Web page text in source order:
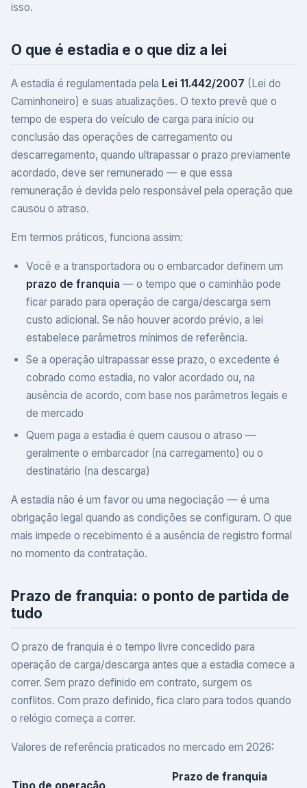
isso.
O que é estadia e o que diz a lei
A estadia é regulamentada pela Lei 11.442/2007 (Lei do
Caminhoneiro) e suas atualizações. O texto prevê que o
tempo de espera do veículo de carga para início ou
conclusão das operações de carregamento ou
descarregamento, quando ultrapassar o prazo previamente
acordado, deve ser remunerado — e que essa
remuneração é devida pelo responsável pela operação que
causou o atraso.
Em termos práticos, funciona assim:
Você e a transportadora ou o embarcador definem um
prazo de franquia — o tempo que o caminhão pode
ficar parado para operação de carga/descarga sem
custo adicional. Se não houver acordo prévio, a lei
estabelece parâmetros mínimos de referência.
Se a operação ultrapassar esse prazo, o excedente é
cobrado como estadia, no valor acordado ou, na
ausência de acordo, com base nos parâmetros legais e
de mercado
Quem paga a estadia é quem causou o atraso —
geralmente o embarcador (na carregamento) ou o
destinatário (na descarga)
A estadia não é um favor ou uma negociação — é uma
obrigação legal quando as condições se configuram. O que
mais impede o recebimento é a ausência de registro formal
no momento da contratação.
Prazo de franquia: o ponto de partida de
tudo
O prazo de franquia é o tempo livre concedido para
operação de carga/descarga antes que a estadia comece a
correr. Sem prazo definido em contrato, surgem os
conflitos. Com prazo definido, fica claro para todos quando
o relógio começa a correr.
Valores de referência praticados no mercado em 2026:
Prazo de franquia